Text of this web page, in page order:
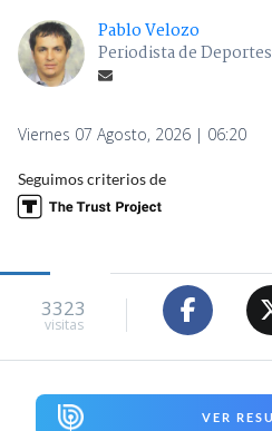
Pablo Velozo
Periodista de
Viernes 07 Agosto, 2026 | 06:20
Seguimos criterios de
3323
visitas
VER